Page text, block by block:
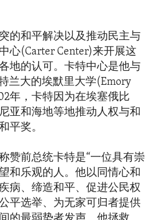
的和平解决以及推动民主与
心(Carter Center)来开展这
地的认可。卡特中心是他与
兰大的埃默里大学(Emory
年，卡特因为在埃塞俄比
亚和海地等地推动人权与和
平奖。
赞前总统卡特是“一位具有崇
和乐观的人。他以同情心和
病、缔造和平、促进公民权
平选举、为无家可归者提供